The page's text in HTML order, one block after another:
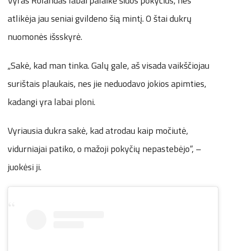
atlikėja jau seniai gvildeno šią mintį. O štai dukrų
nuomonės išsskyrė.
„Sakė, kad man tinka. Galų gale, aš visada vaikščiojau
surištais plaukais, nes jie neduodavo jokios apimties,
kadangi yra labai ploni.
Vyriausia dukra sakė, kad atrodau kaip močiutė,
vidurniajai patiko, o mažoji pokyčių nepastebėjo“, –
juokėsi ji.